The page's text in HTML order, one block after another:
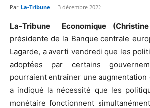
Par La-Tribune - 3 décembre 2022
La-Tribune Economique
présidente de la Banque centrale
Lagarde, a averti vendredi que les
adoptées par certains
pourraient entraîner une augmentation
a indiqué la nécessité que les
monétaire fonctionnent